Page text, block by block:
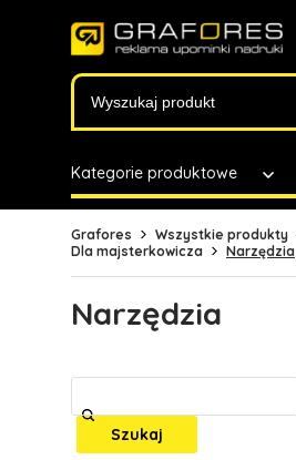
Kategorie produktowe
Grafores
Wszystkie produkty
Dla majsterkowicza
Narzędzia
Narzędzia
Szukaj